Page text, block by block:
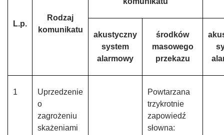
L.p.
Rodzaj
komunikatu
akustyczny
system
alarmowy
środków
masowego
przekazu
1
Uprzedzenie
o
zagrożeniu
skażeniami
Powtarzana
trzykrotnie
zapowiedź
słowna: